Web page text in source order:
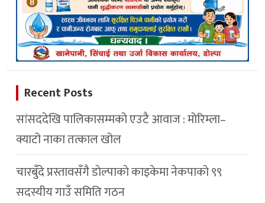
Recent Posts
सांसददेखि पालिकासम्मको एउटै आवाज : मोरिम्ला–
क्याटो नाका तत्काल खोल
चारबुँदे प्रस्तावसँगै डाेल्पाकाे काइकेमा नेकपाकाे ९९
सदस्यीय गाउँ समिति गठन